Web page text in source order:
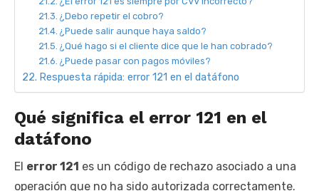
¿Debo repetir el cobro?
¿Puede salir aunque haya saldo?
¿Qué hago si el cliente dice que le han cobrado?
¿Puede pasar con pagos móviles?
Respuesta rápida: error 121 en el datáfono
Qué significa el error 121 en el
datáfono
El error 121 es un código de rechazo asociado a una
operación que no ha sido autorizada correctamente.